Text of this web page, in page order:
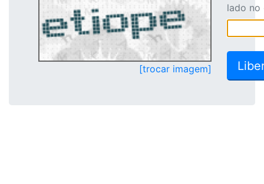
[trocar imagem]
lado no